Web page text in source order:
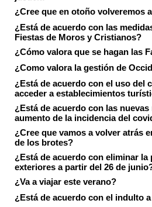
¿Cree que en otoño volveremos
¿Está de acuerdo con las
Fiestas de Moros y Cristianos?
¿Cómo valora que se hagan las
¿Como valora la gestión de
¿Está de acuerdo con el uso del
acceder a establecimientos
¿Está de acuerdo con las
aumento de la incidencia del
¿Cree que vamos a volver atrás
de los brotes?
¿Está de acuerdo con eliminar
exteriores a partir del 26 de
¿Va a viajar este verano?
¿Está de acuerdo con el indulto